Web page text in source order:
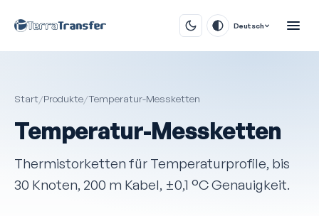
Deutsch
Start/Produkte/Temperatur-Messketten
Temperatur-Messketten
Thermistorketten für Temperatur­profile, bis
30 Knoten, 200 m Kabel, ±0,1 °C Genauigkeit.